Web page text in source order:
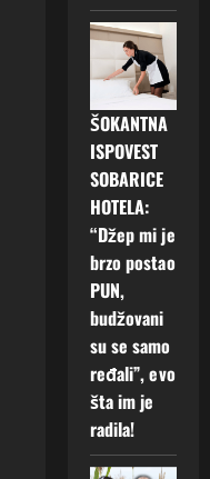
ŠOKANTNA
ISPOVEST
SOBARICE
HOTELA:
“Džep mi je
brzo postao
PUN,
budžovani
su se samo
ređali”, evo
šta im je
radila!